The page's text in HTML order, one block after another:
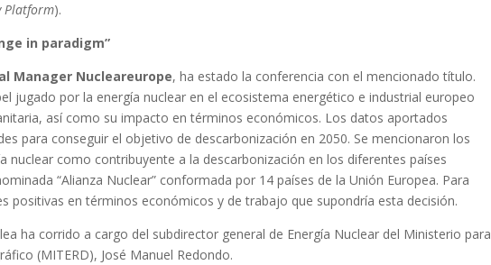
Platform).
in paradigm”
Manager Nucleareurope, ha estado la conferencia con el mencionado título.
jugado por la energía nuclear en el ecosistema energético e industrial europeo
así como su impacto en términos económicos. Los datos aportados
para conseguir el objetivo de descarbonización en 2050. Se mencionaron los
nuclear como contribuyente a la descarbonización en los diferentes países
“Alianza Nuclear” conformada por 14 países de la Unión Europea. Para
positivas en términos económicos y de trabajo que supondría esta decisión.
ha corrido a cargo del subdirector general de Energía Nuclear del Ministerio para
(MITERD), José Manuel Redondo.